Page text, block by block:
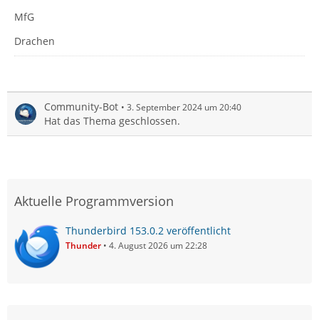
MfG
Drachen
Community-Bot 3. September 2024 um 20:40
Hat das Thema geschlossen.
Aktuelle Programmversion
Thunderbird 153.0.2 veröffentlicht
Thunder 4. August 2026 um 22:28